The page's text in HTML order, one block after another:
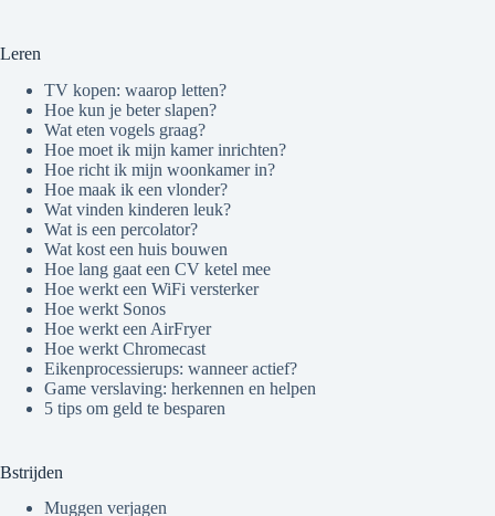
Leren
TV kopen: waarop letten?
Hoe kun je beter slapen?
Wat eten vogels graag?
Hoe moet ik mijn kamer inrichten?
Hoe richt ik mijn woonkamer in?
Hoe maak ik een vlonder?
Wat vinden kinderen leuk?
Wat is een percolator?
Wat kost een huis bouwen
Hoe lang gaat een CV ketel mee
Hoe werkt een WiFi versterker
Hoe werkt Sonos
Hoe werkt een AirFryer
Hoe werkt Chromecast
Eikenprocessierups: wanneer actief?
Game verslaving: herkennen en helpen
5 tips om geld te besparen
Bstrijden
Muggen verjagen